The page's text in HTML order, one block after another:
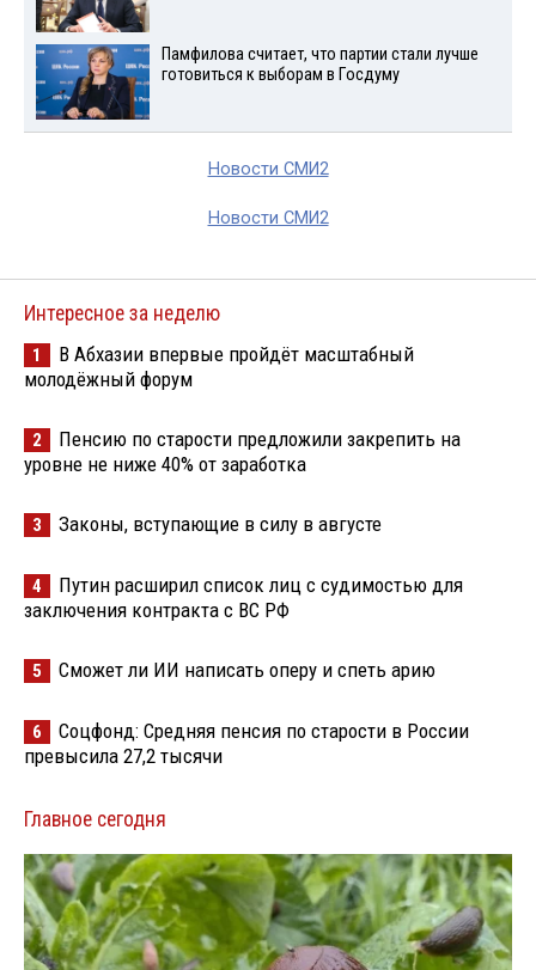
Памфилова считает, что партии стали лучше
готовиться к выборам в Госдуму
Новости СМИ2
Новости СМИ2
Интересное за неделю
1
В Абхазии впервые пройдёт масштабный
молодёжный форум
2
Пенсию по старости предложили закрепить на
уровне не ниже 40% от заработка
3 Законы, вступающие в силу в августе
4
Путин расширил список лиц с судимостью для
заключения контракта с ВС РФ
5 Сможет ли ИИ написать оперу и спеть арию
6
Соцфонд: Средняя пенсия по старости в России
превысила 27,2 тысячи
Главное сегодня